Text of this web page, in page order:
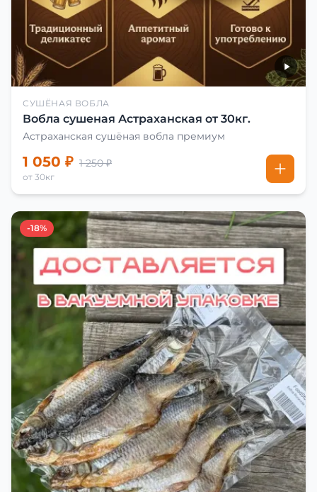
СУШЁНАЯ ВОБЛА
Вобла сушеная Астраханская от 30кг.
Астраханская сушёная вобла премиум
1 050 ₽ 1 250 ₽
от 30кг
-18%